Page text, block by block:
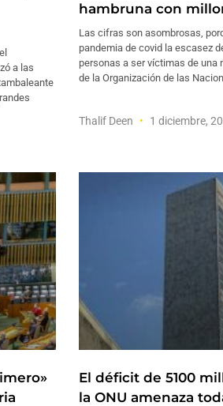
a las
hambruna con
Las cifras son asombrosas,
pandemia de covid la escasez
personas a ser víctimas de una
de la Organización de las
Thalif Deen 1 diciembre,
El déficit de 5100
la ONU amenaza